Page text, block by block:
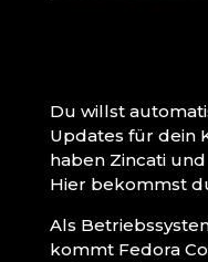
Du willst
Updates für dein
haben Zincati
Hier bekommst
Als
kommt Fedora